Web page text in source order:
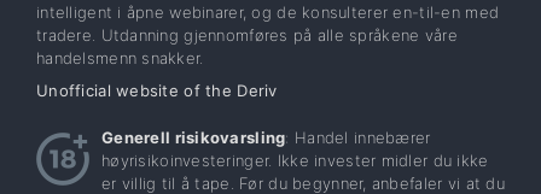
intelligent i åpne webinarer, og de konsulterer en-til-en med
tradere. Utdanning gjennomføres på alle språkene våre
handelsmenn snakker.
Unofficial website of the Deriv
Generell risikovarsling: Handel innebærer
høyrisikoinvesteringer. Ikke invester midler du ikke
er villig til å tape. Før du begynner, anbefaler vi at du